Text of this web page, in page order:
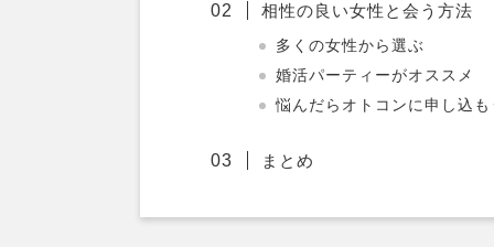
相性の良い女性と会う方法
多くの女性から選ぶ
婚活パーティーがオススメ
悩んだらオトコンに申し込も
まとめ